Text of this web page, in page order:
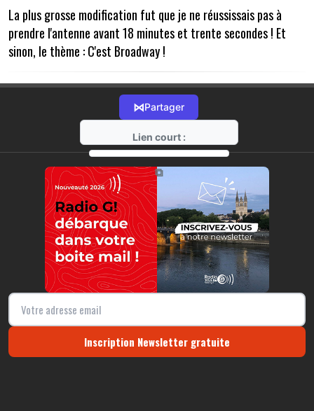
La plus grosse modification fut que je ne réussissais pas à
prendre l'antenne avant 18 minutes et trente secondes ! Et
sinon, le thème : C'est Broadway !
⋈Partager
Lien court :
https://radio-g.fr?18506
⧉
Inscription Newsletter gratuite